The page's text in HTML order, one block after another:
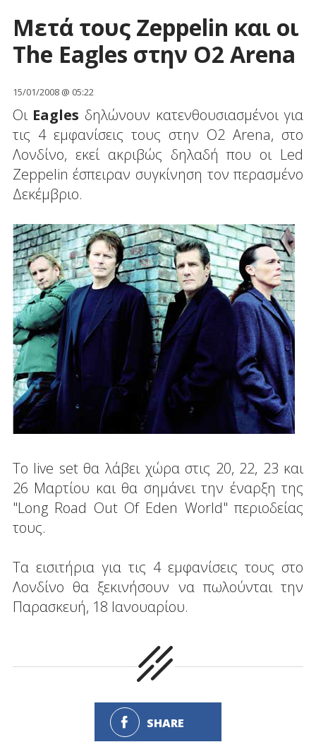
Μετά τους Zeppelin και οι
The Eagles στην O2 Arena
15/01/2008 @ 05:22
Οι Eagles δηλώνουν κατενθουσιασμένοι για
τις 4 εμφανίσεις τους στην O2 Arena, στο
Λονδίνο, εκεί ακριβώς δηλαδή που οι Led
Zeppelin έσπειραν συγκίνηση τον περασμένο
Δεκέμβριο.
Το live set θα λάβει χώρα στις 20, 22, 23 και
26 Μαρτίου και θα σημάνει την έναρξη της
"Long Road Out Of Eden World" περιοδείας
τους.
Τα εισιτήρια για τις 4 εμφανίσεις τους στο
Λονδίνο θα ξεκινήσουν να πωλούνται την
Παρασκευή, 18 Ιανουαρίου.
SHARE